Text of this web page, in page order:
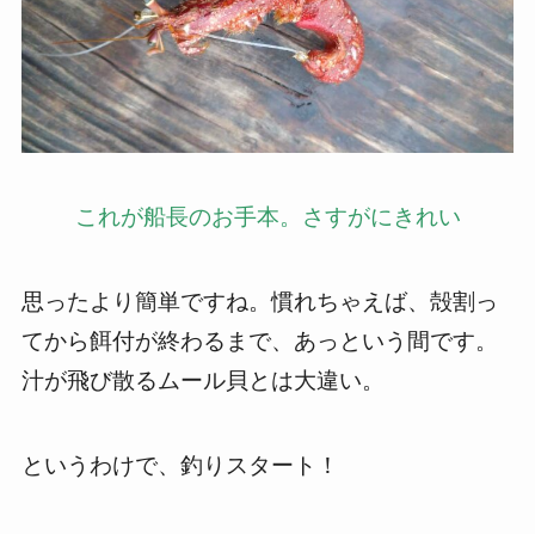
これが船長のお手本。さすがにきれい
思ったより簡単ですね。慣れちゃえば、殻割っ
てから餌付が終わるまで、あっという間です。
汁が飛び散るムール貝とは大違い。
というわけで、釣りスタート！